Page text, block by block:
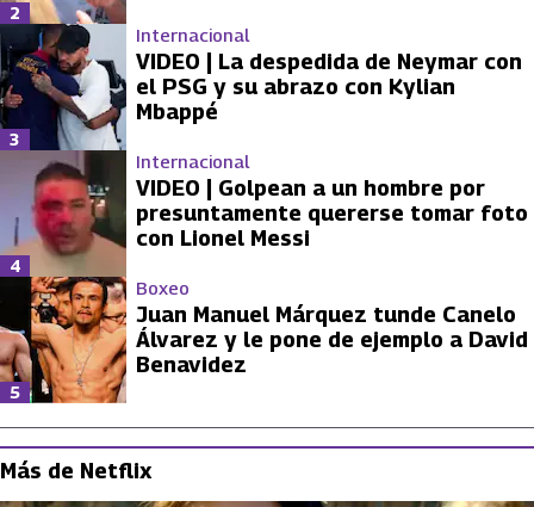
2
Internacional
VIDEO | La despedida de Neymar con
el PSG y su abrazo con Kylian
Mbappé
3
Internacional
VIDEO | Golpean a un hombre por
presuntamente quererse tomar foto
con Lionel Messi
4
Boxeo
Juan Manuel Márquez tunde Canelo
Álvarez y le pone de ejemplo a David
Benavidez
5
Más de Netflix